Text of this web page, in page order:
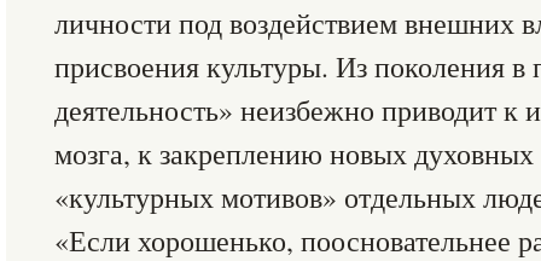
личности под воздействием внешних
присвоения культуры. Из поколения в
деятельность» неизбежно приводит к
мозга, к закреплению новых
«культурных мотивов» отдельных
«Если хорошенько, поосновательнее